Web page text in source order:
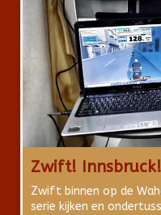
Zwift!
Zwift binnen op de
serie kijken en